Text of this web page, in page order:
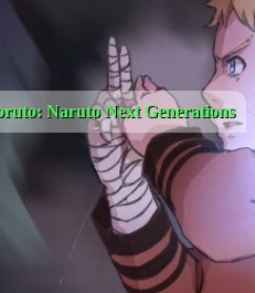
Naruto Next Generations